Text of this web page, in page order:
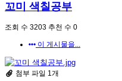
꼬미 색칠공부
조회 수 3203 추천 수 0
이 게시물을...
첨부 파일 1개